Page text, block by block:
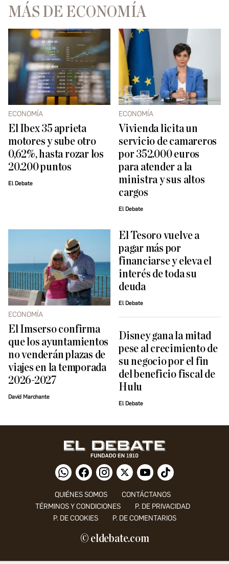
MÁS DE ECONOMÍA
ECONOMÍA
El Ibex 35 aprieta
motores y sube otro
0,62%, hasta rozar los
20.200 puntos
El Debate
ECONOMÍA
Vivienda licita un
servicio de camareros
por 352.000 euros
para atender a la
ministra y sus altos
cargos
El Debate
ECONOMÍA
El Imserso confirma
que los ayuntamientos
no venderán plazas de
viajes en la temporada
2026-2027
David Marchante
El Tesoro vuelve a
pagar más por
financiarse y eleva el
interés de toda su
deuda
El Debate
Disney gana la mitad
pese al crecimiento de
su negocio por el fin
del beneficio fiscal de
Hulu
El Debate
QUIÉNES SOMOS
CONTÁCTANOS
TÉRMINOS Y CONDICIONES
P. DE PRIVACIDAD
P. DE COOKIES
P. DE COMENTARIOS
© eldebate.com